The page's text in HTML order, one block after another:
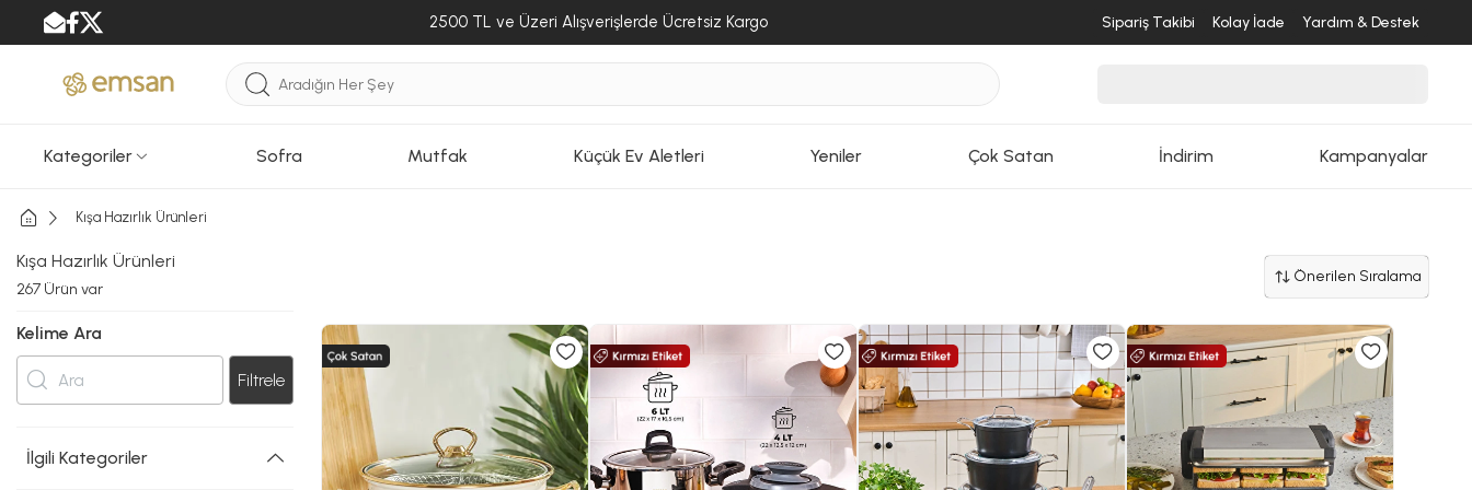
2500 TL ve Üzeri Alışverişlerde Ücretsiz Kargo Sipariş Takibi Kolay İade Yardım & Destek
Kategoriler Sofra Mutfak Küçük Ev Aletleri Yeniler Çok Satan İndirim Kampanyalar
Kışa Hazırlık Ürünleri
Kışa Hazırlık Ürünleri
267 Ürün var
Kelime Ara
Filtrele
İlgili Kategoriler
Önerilen Sıralama